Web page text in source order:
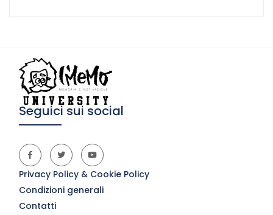
Seguici sui social
Privacy Policy & Cookie Policy
Condizioni generali
Contatti